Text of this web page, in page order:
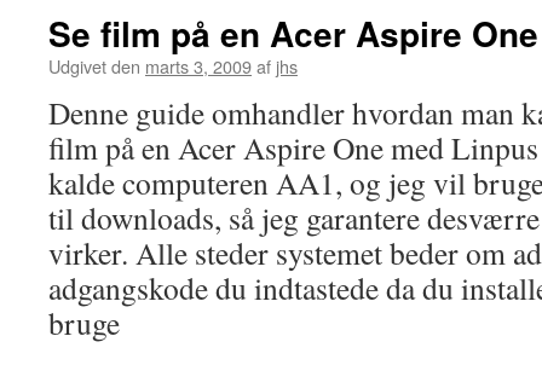
Se film på en Acer Aspire
Udgivet den marts 3, 2009af jhs
Denne guide omhandler hvordan man
film på en Acer Aspire One med
kalde computeren AA1, og jeg vil
til downloads, så jeg garantere
virker. Alle steder systemet beder om
adgangskode du indtastede da du
bruge